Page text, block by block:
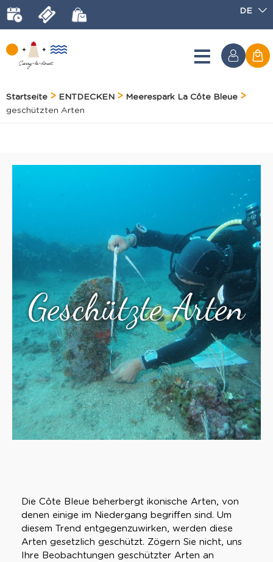
DE
Startseite ENTDECKEN
Meerespark La Côte Bleue
geschützten Arten
Geschützte Arten
Die Côte Bleue beherbergt ikonische Arten, von
denen einige im Niedergang begriffen sind. Um
diesem Trend entgegenzuwirken, werden diese
Arten gesetzlich geschützt. Zögern Sie nicht, uns
Ihre Beobachtungen geschützter Arten an